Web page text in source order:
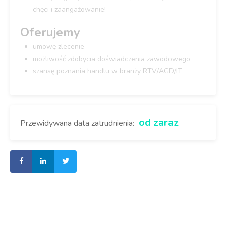
chęci i zaangażowanie!
Oferujemy
umowę zlecenie
możliwość zdobycia doświadczenia zawodowego
szansę poznania handlu w branży RTV/AGD/IT
Przewidywana data zatrudnienia: od zaraz